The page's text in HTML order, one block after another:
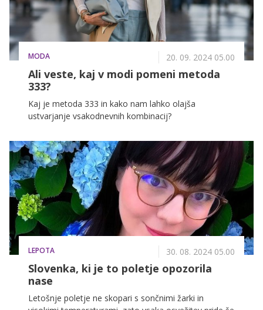
MODA 20. 09. 2024 05.00
Ali veste, kaj v modi pomeni metoda
333?
Kaj je metoda 333 in kako nam lahko olajša
ustvarjanje vsakodnevnih kombinacij?
LEPOTA 30. 08. 2024 05.00
Slovenka, ki je to poletje opozorila
nase
Letošnje poletje ne skopari s sončnimi žarki in